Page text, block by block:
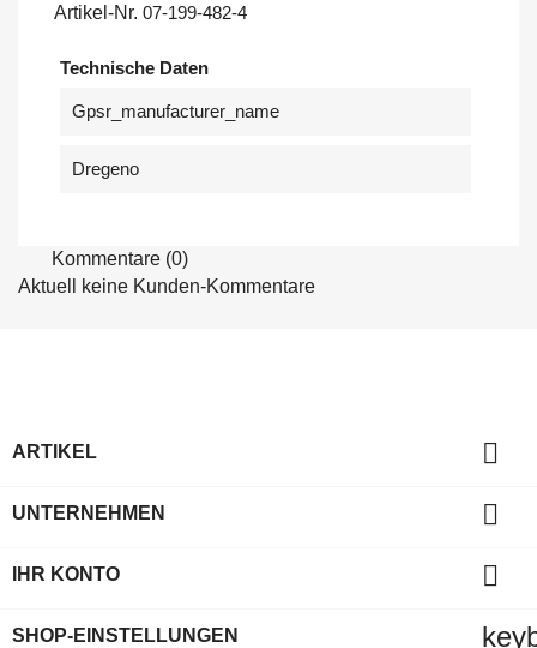
Artikel-Nr. 07-199-482-4
Technische Daten
Gpsr_manufacturer_name
Dregeno
Kommentare (0)
Aktuell keine Kunden-Kommentare
ARTIKEL 
UNTERNEHMEN 
IHR KONTO 
SHOP-EINSTELLUNGEN